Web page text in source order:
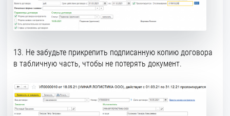
13. Не забудьте прикрепить подписанную копию договора
в табличную часть, чтобы не потерять документ.